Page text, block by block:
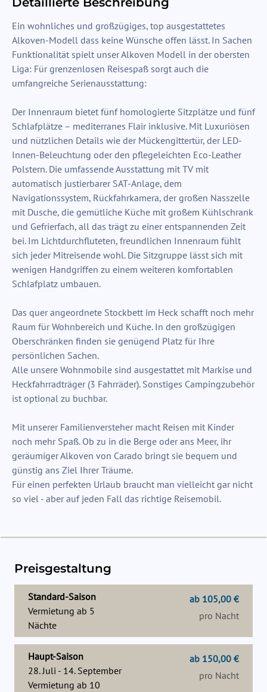
Ein wohnliches und großzügiges, top ausgestattetes
Alkoven-Modell dass keine Wünsche offen lässt. In Sachen
Funktionalität spielt unser Alkoven Modell in der obersten
Liga: Für grenzenlosen Reisespaß sorgt auch die
umfangreiche Serienausstattung:
Der Innenraum bietet fünf homologierte Sitzplätze und fünf
Schlafplätze – mediterranes Flair inklusive. Mit Luxuriösen
und nützlichen Details wie der Mückengittertür, der LED-
Innen-Beleuchtung oder den pflegeleichten Eco-Leather
Polstern. Die umfassende Ausstattung mit TV mit
automatisch justierbarer SAT-Anlage, dem
Navigationssystem, Rückfahrkamera, der großen Nasszelle
mit Dusche, die gemütliche Küche mit großem Kühlschrank
und Gefrierfach, all das trägt zu einer entspannenden Zeit
bei. Im Lichtdurchfluteten, freundlichen Innenraum fühlt
sich jeder Mitreisende wohl. Die Sitzgruppe lässt sich mit
wenigen Handgriffen zu einem weiteren komfortablen
Schlafplatz umbauen.
Das quer angeordnete Stockbett im Heck schafft noch mehr
Raum für Wohnbereich und Küche. In den großzügigen
Oberschränken finden sie genügend Platz für Ihre
persönlichen Sachen.
Alle unsere Wohnmobile sind ausgestattet mit Markise und
Heckfahrradträger (3 Fahrräder). Sonstiges Campingzubehör
ist optional zu buchbar.
Mit unserer Familienversteher macht Reisen mit Kinder
noch mehr Spaß. Ob zu in die Berge oder ans Meer, ihr
geräumiger Alkoven von Carado bringt sie bequem und
günstig ans Ziel Ihrer Träume.
Für einen perfekten Urlaub braucht man vielleicht gar nicht
so viel - aber auf jeden Fall das richtige Reisemobil.
Preisgestaltung
Standard-Saison
Vermietung ab 5
Nächte
ab 105,00 €
pro Nacht
Haupt-Saison
28. Juli - 14. September
Vermietung ab 10
ab 150,00 €
pro Nacht